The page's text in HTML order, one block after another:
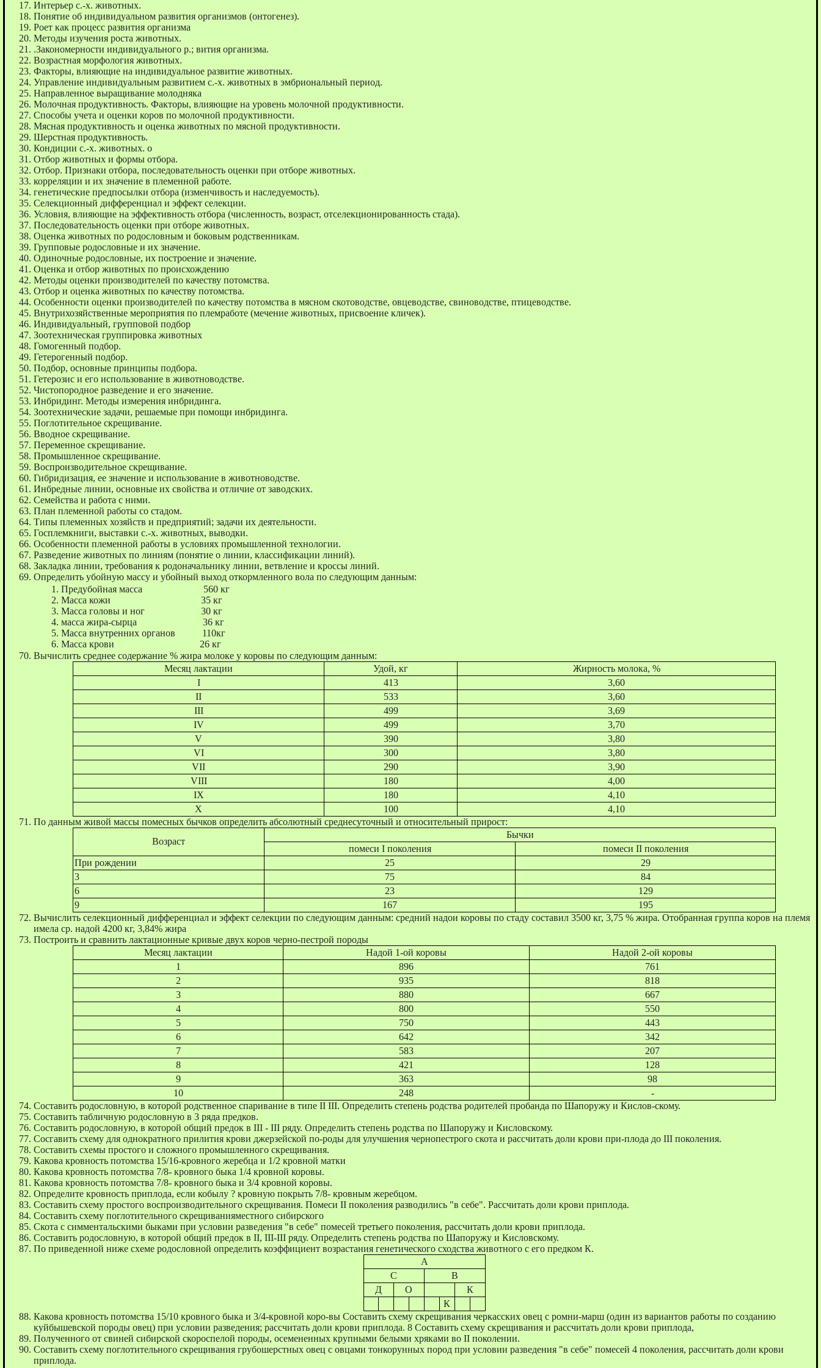
Интерьер с.-х. животных.
Понятие об индивидуальном развития организмов (онтогенез).
Роет как процесс развития организма
Методы изучения роста животных.
.Закономерности индивидуального р.; вития организма.
Возрастная морфология животных.
Факторы, влияющие на индивидуальное развитие животных.
Управление индивидуальным развитием с.-х. животных в эмбриональный период.
Направленное выращивание молодняка
Молочная продуктивность. Факторы, влияющие на уровень молочной продуктивности.
Способы учета и оценки коров по молочной продуктивности.
Мясная продуктивность и оценка животных по мясной продуктивности.
Шерстная продуктивность.
Кондиции с.-х. животных. o
Отбор животных и формы отбора.
Отбор. Признаки отбора, последовательность оценки при отборе животных.
корреляции и их значение в племенной работе.
генетические предпосылки отбора (изменчивость и наследуемость).
Селекционный дифференциал и эффект селекции.
Условия, влияющие на эффективность отбора (численность, возраст, отселекционированность стада).
Последовательность оценки при отборе животных.
Оценка животных по родословным и боковым родственникам.
Групповые родословные и их значение.
Одиночные родословные, их построение и значение.
Оценка и отбор животных по происхождению
Методы оценки производителей по качеству потомства.
Отбор и оценка животных по качеству потомства.
Особенности оценки производителей по качеству потомства в мясном скотоводстве, овцеводстве, свиноводстве, птицеводстве.
Внутрихозяйственные мероприятия по племработе (мечение животных, присвоение кличек).
Индивидуальный, групповой подбор
Зоотехническая группировка животных
Гомогенный подбор.
Гетерогенный подбор.
Подбор, основные принципы подбора.
Гетерозис и его использование в животноводстве.
Чистопородное разведение и его значение.
Инбридинг. Методы измерения инбридинга.
Зоотехнические задачи, решаемые при помощи инбридинга.
Поглотительное скрещивание.
Вводное скрещивание.
Переменное скрещивание.
Промышленное скрещивание.
Воспроизводительное скрещивание.
Гибридизация, ее значение и использование в животноводстве.
Инбредные линии, основные их свойства и отличие от заводских.
Семейства и работа с ними.
План племенной работы со стадом.
Типы племенных хозяйств и предприятий; задачи их деятельности.
Госплемкниги, выставки с.-х. животных, выводки.
Особенности племенной работы в условиях промышленной технологии.
Разведение животных по линиям (понятие о линии, классификации линий).
Закладка линии, требования к родоначальнику линии, ветвление и кроссы линий.
Определить убойную массу и убойный выход откормленного вола по следующим данным:
Предубойная масса 560 кг
Масса кожи 35 кг
Масса головы и ног 30 кг
масса жира-сырца 36 кг
Масса внутренних органов 110кг
Масса крови 26 кг
Вычислить среднее содержание % жира молоке у коровы по следующим данным:
Месяц лактации
Удой, кг
Жирность молока, %
I
413
3,60
II
533
3,60
III
499
3,69
IV
499
3,70
V
390
3,80
VI
300
3,80
VII
290
3,90
VIII
180
4,00
IХ
180
4,10
Х
100
4,10
По данным живой массы помесных бычков определить абсолютный среднесуточный и относительный прирост:
Возраст
Бычки
помеси I поколения
помеси II поколения
При рождении
25
29
3
75
84
6
23
129
9
167
195
Вычислить селекционный дифференциал и эффект селекции по следующим данным: средний надои коровы по стаду составил 3500 кг, 3,75 % жира. Отобранная группа коров на племя
имела ср. надой 4200 кг, 3,84% жира
Построить и сравнить лактационные кривые двух коров черно-пестрой породы
Месяц лактации
Надой 1-ой коровы
Надой 2-ой коровы
1
896
761
2
935
818
3
880
667
4
800
550
5
750
443
6
642
342
7
583
207
8
421
128
9
363
98
10
248
-
Составить родословную, в которой родственное спаривание в типе II III. Определить степень родства родителей пробанда по Шапоружу и Кислов-скому.
Составить табличную родословную в 3 ряда предков.
Составить родословную, в которой общий предок в III - III ряду. Определить степень родства по Шапоружу и Кисловскому.
Сосгавить схему для однократного прилития крови джерзейской по-роды для улучшения чернопестрого скота и рассчитать доли крови при-плода до III поколения.
Составить схемы простого и сложного промышленного скрещивания.
Какова кровность потомства 15/16-кровного жеребца и 1/2 кровной матки
Какова кровность потомства 7/8- кровного быка 1/4 кровной коровы.
Какова кровность потомства 7/8- кровного быка и 3/4 кровной коровы.
Определите кровность приплода, если кобылу ? кровную покрыть 7/8- кровным жеребцом.
Составить схему простого воспроизводительного скрещивания. Помеси II поколения разводились "в себе". Рассчитать доли крови приплода.
Составить схему поглотительного скрещиванияместного сибирского
Скота с симментальскими быками при условии разведения "в себе" помесей третьего поколения, рассчитать доли крови приплода.
Составить родословную, в которой общий предок в II, III-III ряду. Определить степень родства по Шапоружу и Кисловскому.
По приведенной ниже схеме родословной определить коэффициент возрастания генетического сходства животного с его предком К.
А
С
В
Д
О
К
К
Какова кровность потомства 15/10 кровного быка и 3/4-кровной коро-вы Составить схему скрещивания черкасских овец с ромни-марш (один из вариантов работы по созданию
куйбышевской породы овец) при условии разведения; рассчитать доли крови приплода. 8 Составить схему скрещивания и рассчитать доли крови приплода,
Полученного от свиней сибирской скороспелой породы, осемененных крупными белыми хряками во II поколении.
Cоставить схему поглотительного скрещивания грубошерстных овец с овцами тонкорунных пород при условии разведения "в себе" помесей 4 поколения, рассчитать доли крови
приплода.